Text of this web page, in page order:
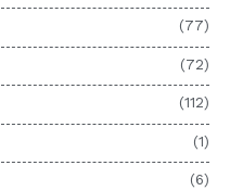
(77)
(72)
(112)
(1)
(6)